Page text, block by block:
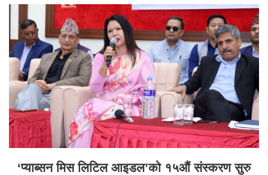
‘प्याब्सन मिस लिटिल आइडल’को १५औं संस्करण सुरु